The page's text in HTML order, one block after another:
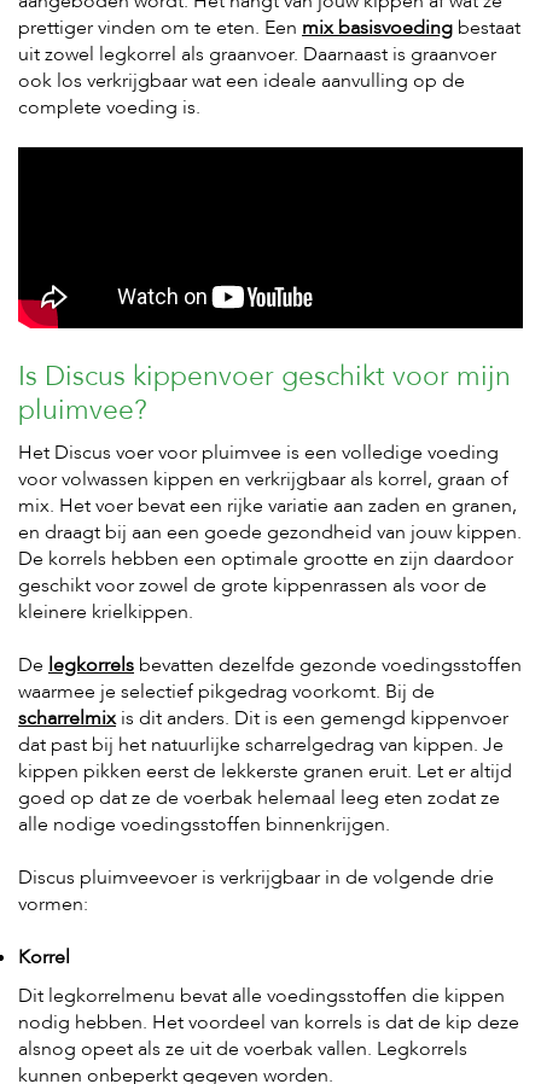
e
prettiger vinden om te eten. Een mix basisvoeding bestaat
uit zowel legkorrel als graanvoer. Daarnaast is graanvoer
ook los verkrijgbaar wat een ideale aanvulling op de
complete voeding is.
Is Discus kippenvoer geschikt voor mijn
pluimvee?
Het Discus voer voor pluimvee is een volledige voeding
voor volwassen kippen en verkrijgbaar als korrel, graan of
mix. Het voer bevat een rijke variatie aan zaden en granen,
en draagt bij aan een goede gezondheid van jouw kippen.
De korrels hebben een optimale grootte en zijn daardoor
geschikt voor zowel de grote kippenrassen als voor de
kleinere krielkippen.
De legkorrels bevatten dezelfde gezonde voedingsstoffen
waarmee je selectief pikgedrag voorkomt. Bij de
scharrelmixis dit anders. Dit is een gemengd kippenvoer
dat past bij het natuurlijke scharrelgedrag van kippen. Je
kippen pikken eerst de lekkerste granen eruit. Let er altijd
goed op dat ze de voerbak helemaal leeg eten zodat ze
alle nodige voedingsstoffen binnenkrijgen.
Discus pluimveevoer is verkrijgbaar in de volgende drie
vormen:
Korrel
Dit legkorrelmenu bevat alle voedingsstoffen die kippen
nodig hebben. Het voordeel van korrels is dat de kip deze
alsnog opeet als ze uit de voerbak vallen. Legkorrels
kunnen onbeperkt gegeven worden.